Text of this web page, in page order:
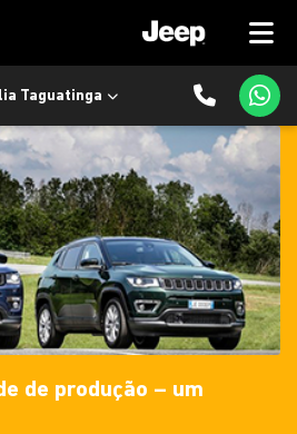
Taguatinga
de produção – um